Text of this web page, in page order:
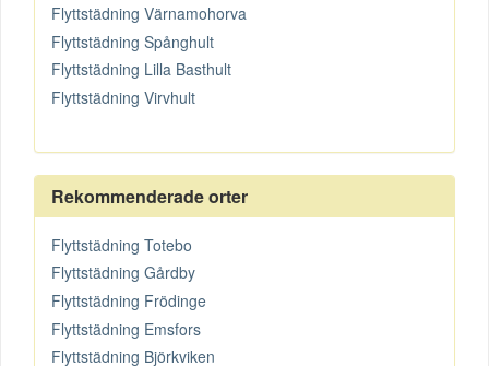
Flyttstädning Värnamohorva
Flyttstädning Spånghult
Flyttstädning Lilla Basthult
Flyttstädning Virvhult
Rekommenderade orter
Flyttstädning Totebo
Flyttstädning Gårdby
Flyttstädning Frödinge
Flyttstädning Emsfors
Flyttstädning Björkviken